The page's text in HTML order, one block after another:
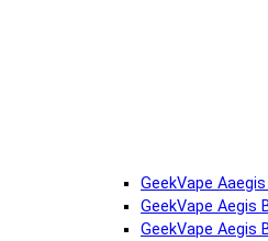
GeekVape
GeekVape Aegis
GeekVape Aegis